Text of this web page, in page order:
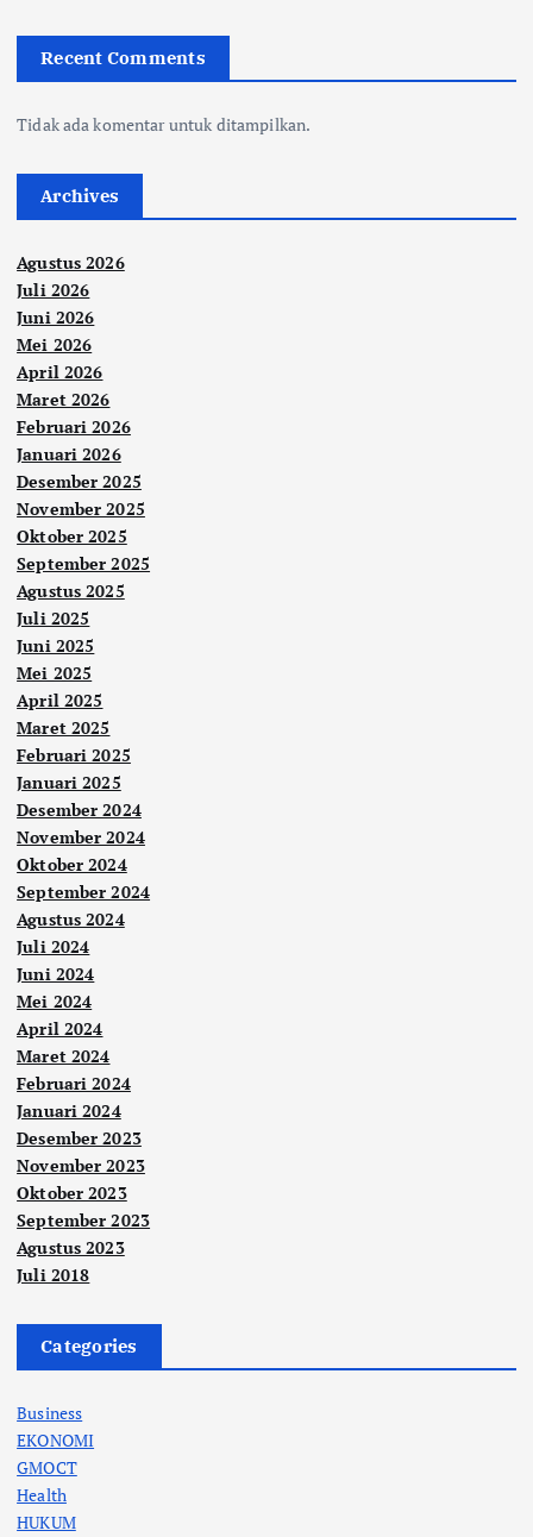
Recent Comments
Tidak ada komentar untuk ditampilkan.
Archives
Agustus 2026
Juli 2026
Juni 2026
Mei 2026
April 2026
Maret 2026
Februari 2026
Januari 2026
Desember 2025
November 2025
Oktober 2025
September 2025
Agustus 2025
Juli 2025
Juni 2025
Mei 2025
April 2025
Maret 2025
Februari 2025
Januari 2025
Desember 2024
November 2024
Oktober 2024
September 2024
Agustus 2024
Juli 2024
Juni 2024
Mei 2024
April 2024
Maret 2024
Februari 2024
Januari 2024
Desember 2023
November 2023
Oktober 2023
September 2023
Agustus 2023
Juli 2018
Categories
Business
EKONOMI
GMOCT
Health
HUKUM